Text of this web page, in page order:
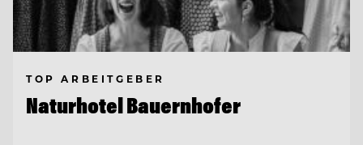
TOP ARBEITGEBER
Naturhotel Bauernhofer